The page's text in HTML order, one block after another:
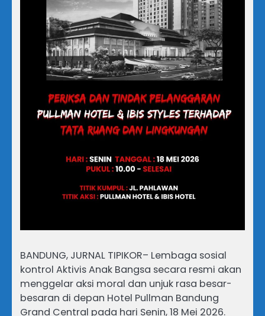
BANDUNG, JURNAL TIPIKOR– Lembaga sosial
kontrol Aktivis Anak Bangsa secara resmi akan
menggelar aksi moral dan unjuk rasa besar-
besaran di depan Hotel Pullman Bandung
Grand Central pada hari Senin, 18 Mei 2026.